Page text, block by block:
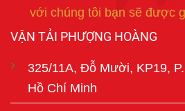
với chúng tôi bạn sẽ được
VẬN TẢI PHƯỢNG HOÀNG
325/11A, Đỗ Mười, KP19,
Hồ Chí Minh